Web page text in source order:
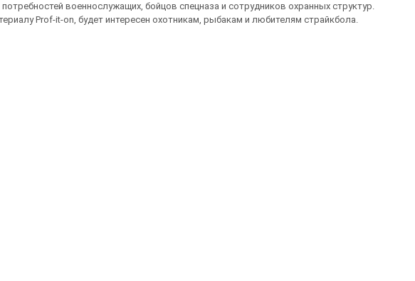
военнослужащих, бойцов спецназа и сотрудников охранных структур.
Prof-it-on, будет интересен охотникам, рыбакам и любителям страйкбола.